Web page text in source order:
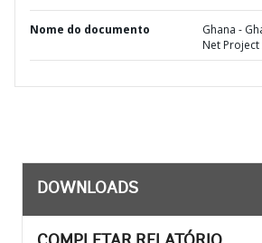
Nome do documento
Ghana -
Net Project
DOWNLOADS